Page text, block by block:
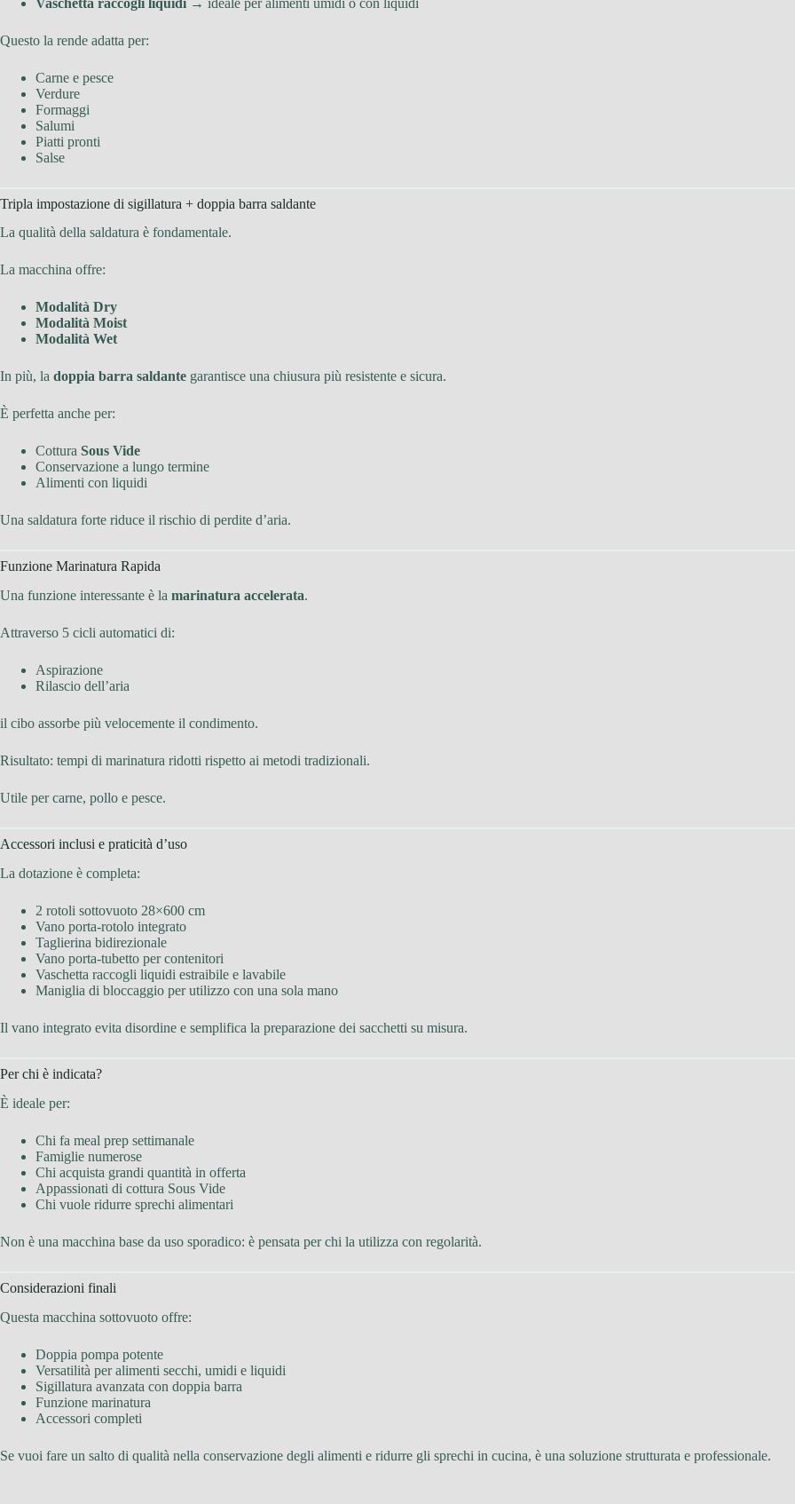
Questo la rende adatta per:
Carne e pesce
Verdure
Formaggi
Salumi
Piatti pronti
Salse
Tripla impostazione di sigillatura + doppia barra saldante
La qualità della saldatura è fondamentale.
La macchina offre:
Modalità Dry
Modalità Moist
Modalità Wet
In più, la doppia barra saldante garantisce una chiusura più resistente e sicura.
È perfetta anche per:
Cottura Sous Vide
Conservazione a lungo termine
Alimenti con liquidi
Una saldatura forte riduce il rischio di perdite d’aria.
Funzione Marinatura Rapida
Una funzione interessante è la marinatura accelerata.
Attraverso 5 cicli automatici di:
Aspirazione
Rilascio dell’aria
il cibo assorbe più velocemente il condimento.
Risultato: tempi di marinatura ridotti rispetto ai metodi tradizionali.
Utile per carne, pollo e pesce.
Accessori inclusi e praticità d’uso
La dotazione è completa:
2 rotoli sottovuoto 28×600 cm
Vano porta-rotolo integrato
Taglierina bidirezionale
Vano porta-tubetto per contenitori
Vaschetta raccogli liquidi estraibile e lavabile
Maniglia di bloccaggio per utilizzo con una sola mano
Il vano integrato evita disordine e semplifica la preparazione dei sacchetti su misura.
Per chi è indicata?
È ideale per:
Chi fa meal prep settimanale
Famiglie numerose
Chi acquista grandi quantità in offerta
Appassionati di cottura Sous Vide
Chi vuole ridurre sprechi alimentari
Non è una macchina base da uso sporadico: è pensata per chi la utilizza con regolarità.
Considerazioni finali
Questa macchina sottovuoto offre:
Doppia pompa potente
Versatilità per alimenti secchi, umidi e liquidi
Sigillatura avanzata con doppia barra
Funzione marinatura
Accessori completi
Se vuoi fare un salto di qualità nella conservazione degli alimenti e ridurre gli sprechi in cucina, è una soluzione strutturata e professionale.